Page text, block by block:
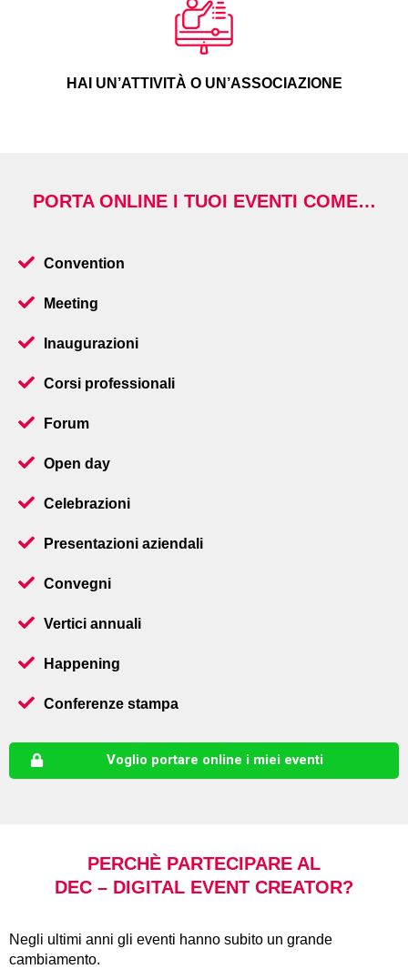
HAI UN’ATTIVITÀ O UN’ASSOCIAZIONE
PORTA ONLINE I TUOI EVENTI COME…
Convention
Meeting
Inaugurazioni
Corsi professionali
Forum
Open day
Celebrazioni
Presentazioni aziendali
Convegni
Vertici annuali
Happening
Conferenze stampa
Voglio portare online i miei eventi
PERCHÈ PARTECIPARE AL
DEC – DIGITAL EVENT CREATOR?
Negli ultimi anni gli eventi hanno subito un grande
cambiamento.